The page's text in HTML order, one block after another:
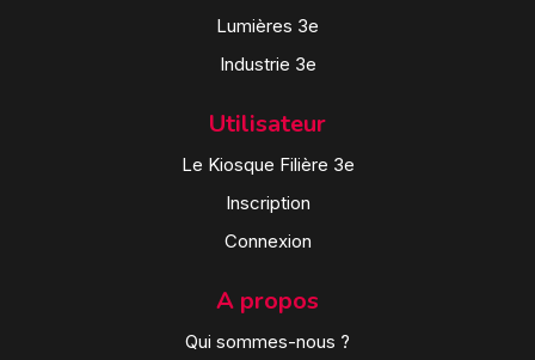
Lumières 3e
Industrie 3e
Utilisateur
Le Kiosque Filière 3e
Inscription
Connexion
A propos
Qui sommes-nous ?